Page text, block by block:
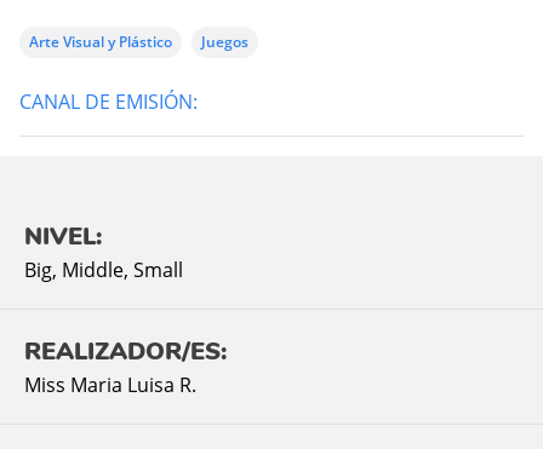
Arte Visual y Plástico Juegos
CANAL DE EMISIÓN:
NIVEL:
Big, Middle, Small
REALIZADOR/ES:
Miss Maria Luisa R.